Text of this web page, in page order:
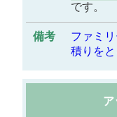
です。
ファミ
積りを
ア